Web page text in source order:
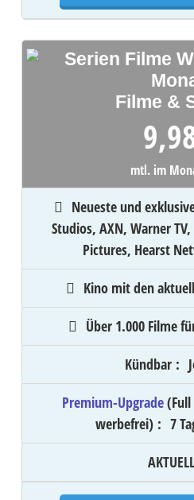
Filme &
mtl. im
Neueste und
Studios, AXN, Warner
Pictures, Hearst
Kino mit den
Über 1.000 Filme
Kündbar :
Premium-Upgrade(Full
werbefrei) : 7
AKTUELL